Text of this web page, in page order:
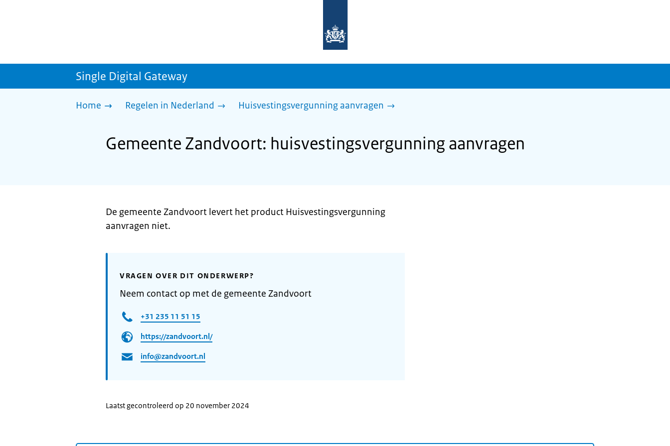
homepage
sdg.rijksoverheid.nl
Single Digital Gateway
Home Regelen in Nederland Huisvestingsvergunning aanvragen
Gemeente Zandvoort: huisvestingsvergunning aanvragen
De gemeente Zandvoort levert het product Huisvestingsvergunning
aanvragen niet.
VRAGEN OVER DIT ONDERWERP?
Neem contact op met de gemeente Zandvoort
+31 235 11 51 15
https://zandvoort.nl/
info@zandvoort.nl
Laatst gecontroleerd op 20 november 2024